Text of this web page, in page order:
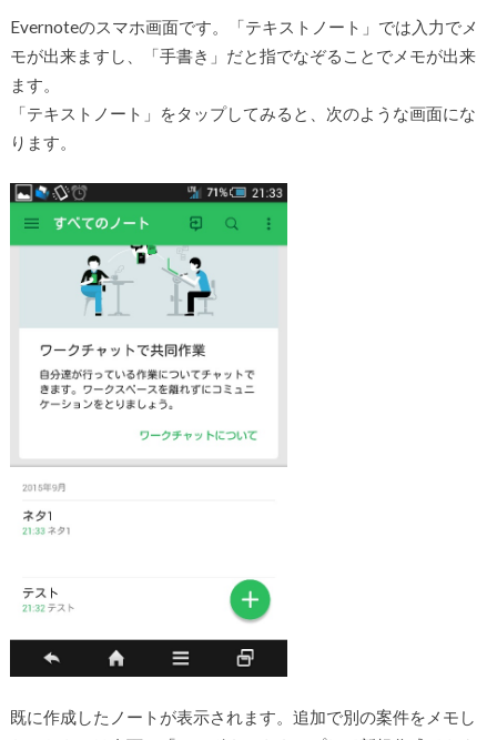
Evernoteのスマホ画面です。「テキストノート」では入力でメ
モが出来ますし、「手書き」だと指でなぞることでメモが出来
ます。
「テキストノート」をタップしてみると、次のような画面にな
ります。
既に作成したノートが表示されます。追加で別の案件をメモし